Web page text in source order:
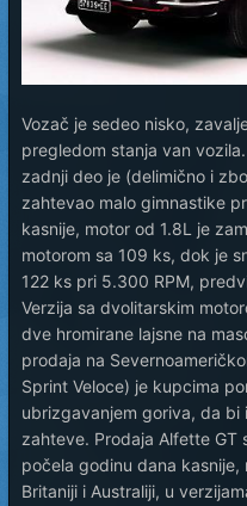
Vozač je sedeo nisko,
pregledom stanja van
zadnji deo je (delimično i
zahtevao malo gimnastike
kasnije, motor od 1.8L je
motorom sa 109 ks, dok je
122 ks pri 5.300 RPM,
Verzija sa dvolitarskim
dve hromirane lajsne na
prodaja na
Sprint Veloce) je kupcima
ubrizgavanjem goriva, da bi
zahteve. Prodaja Alfette GT
počela godinu dana
Britaniji i Australiji, u